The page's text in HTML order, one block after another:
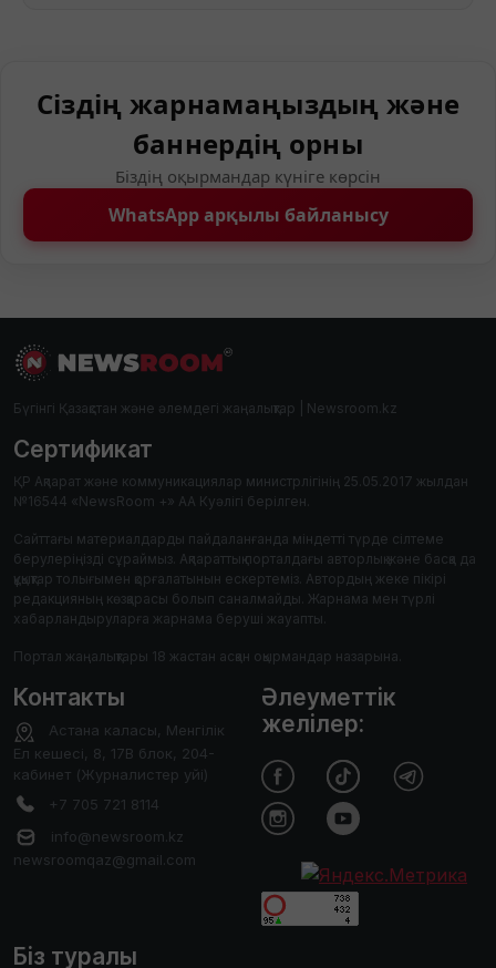
Сіздің жарнамаңыздың және
баннердің орны
Біздің оқырмандар күніге көрсін
WhatsApp арқылы байланысу
Бүгінгі Қазақстан және әлемдегі жаңалықтар | Newsroom.kz
Сертификат
ҚР Ақпарат және коммуникациялар министрлігінің 25.05.2017 жылдан
№16544 «NewsRoom +» АА Куәлігі берілген.
Сайттағы материалдарды пайдаланғанда міндетті түрде сілтеме
берулеріңізді сұраймыз. Ақпараттық порталдағы авторлық және басқа да
құқықтар толығымен қорғалатынын ескертеміз. Автордың жеке пікірі
редакцияның көзқарасы болып саналмайды. Жарнама мен түрлі
хабарландыруларға жарнама беруші жауапты.
Портал жаңалықтары 18 жастан асқан оқырмандар назарына.
Контакты
Астана каласы, Менгілік
Ел кешесі, 8, 17В блок, 204-
кабинет (Журналистер уйі)
+7 705 721 8114
info@newsroom.kz
newsroomqaz@gmail.com
Біз туралы
Әлеуметтік
желілер: